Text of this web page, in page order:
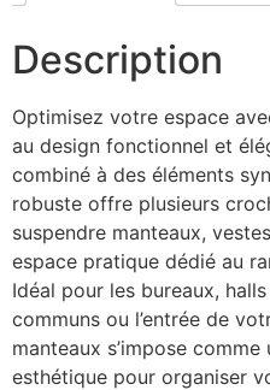
Description
Optimisez votre espace
au design fonctionnel et
combiné à des éléments
robuste offre plusieurs
suspendre manteaux,
espace pratique dédié au
Idéal pour les bureaux, halls
communs ou l’entrée de
manteaux s’impose
esthétique pour organiser